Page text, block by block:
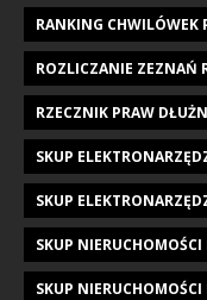
RANKING CHWILÓWEK
ROZLICZANIE ZEZNAŃ
RZECZNIK PRAW
SKUP
SKUP
SKUP
SKUP